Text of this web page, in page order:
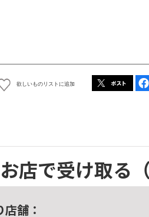
欲しいものリストに追加
お店で受け取る
舗：